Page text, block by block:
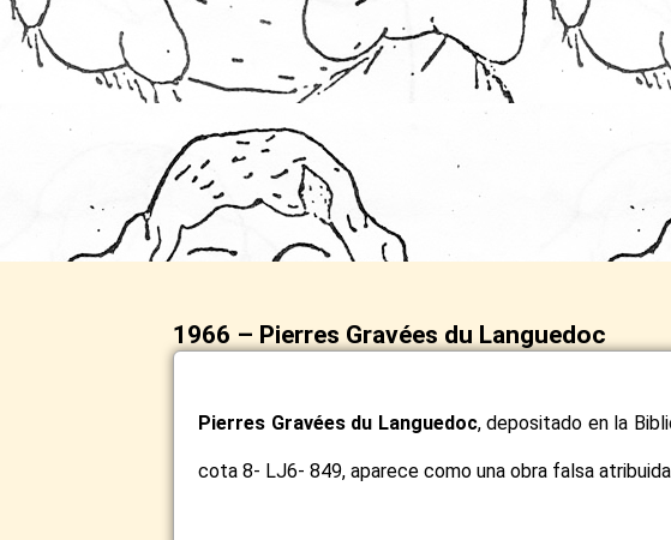
1966 – Pierres Gravées du Languedoc
Pierres Gravées du Languedoc, depositado en la
cota 8- LJ6- 849, aparece como una obra falsa